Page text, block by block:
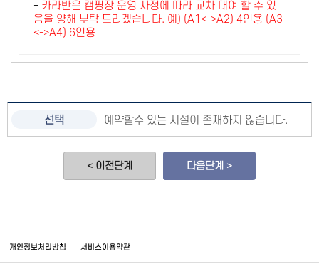
- 카라반은 캠핑장 운영 사정에 따라 교차 대여 할 수 있
음을 양해 부탁 드리겠습니다. 예) (A1<->A2) 4인용 (A3
<->A4) 6인용
예약할수 있는 시설이 존재하지 않습니다.
< 이전단계 다음단계 >
개인정보처리방침 서비스이용약관